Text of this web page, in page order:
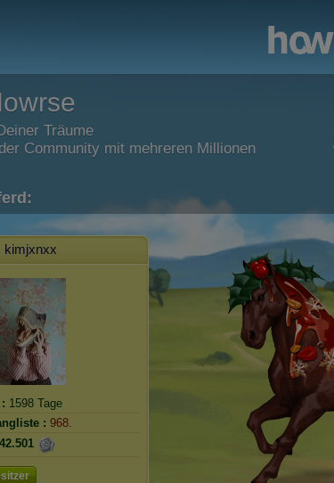
Träume
Community mit mehreren Millionen
kimjxnxx
1598 Tage
: 968.